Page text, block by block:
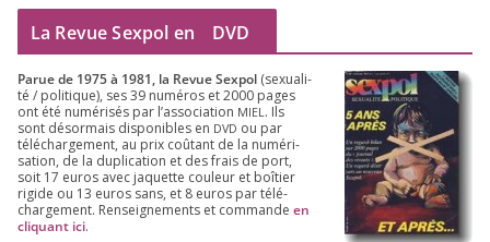
La Revue Sexpol en DVD
Parue de 1975à 1981, la Revue Sex­pol (sexua­li­
té /​ poli­tique), ses39 numé­ros et2000 pages
ont été numé­ri­sés par l’as­so­cia­tion MIEL. Ils
sont désor­mais dis­po­nibles en DVD ou par
télé­char­ge­ment, au prix coû­tant de la numé­ri­
sa­tion, de la dupli­ca­tion et des frais de port,
soit 17 euros avec jaquette cou­leur et boî­tier
rigide ou 13 euros sans, et 8 euros par télé­
char­ge­ment. Ren­sei­gne­ments et com­mande en
cli­quant ici.